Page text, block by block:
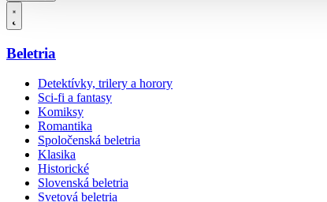
Beletria
Detektívky, trilery a horory
Sci-fi a fantasy
Komiksy
Romantika
Spoločenská beletria
Klasika
Historické
Slovenská beletria
Svetová beletria